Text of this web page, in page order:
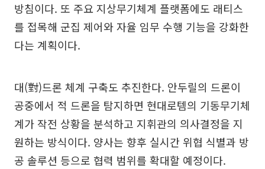
방침이다. 또 주요 지상무기체계 플랫폼에도 래티스
를 접목해 군집 제어와 자율 임무 수행 기능을 강화한
다는 계획이다.
대(對)드론 체계 구축도 추진한다. 안두릴의 드론이
공중에서 적 드론을 탐지하면 현대로템의 기동무기체
계가 작전 상황을 분석하고 지휘관의 의사결정을 지
원하는 방식이다. 양사는 향후 실시간 위협 식별과 방
공 솔루션 등으로 협력 범위를 확대할 예정이다.